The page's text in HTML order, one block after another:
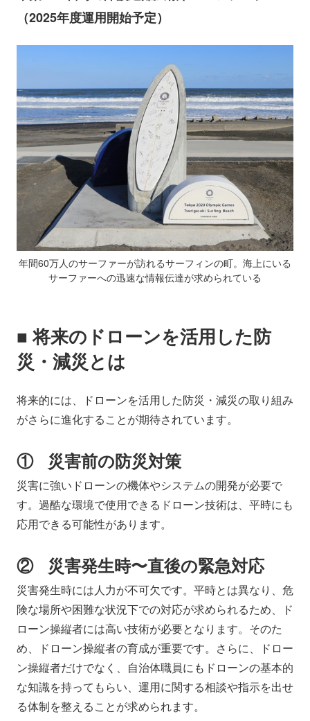
（2025年度運用開始予定）
年間60万人のサーファーが訪れるサーフィンの町。海上にいる
サーファーへの迅速な情報伝達が求められている
■ 将来のドローンを活用した防
災・減災とは
将来的には、ドローンを活用した防災・減災の取り組み
がさらに進化することが期待されています。
① 災害前の防災対策
災害に強いドローンの機体やシステムの開発が必要で
す。過酷な環境で使用できるドローン技術は、平時にも
応用できる可能性があります。
② 災害発生時〜直後の緊急対応
災害発生時には人力が不可欠です。平時とは異なり、危
険な場所や困難な状況下での対応が求められるため、ド
ローン操縦者には高い技術が必要となります。そのた
め、ドローン操縦者の育成が重要です。さらに、ドロー
ン操縦者だけでなく、自治体職員にもドローンの基本的
な知識を持ってもらい、運用に関する相談や指示を出せ
る体制を整えることが求められます。